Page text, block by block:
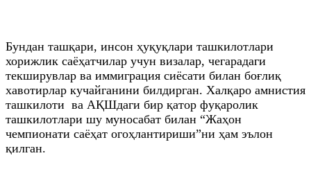
Бундан ташқари, инсон ҳуқуқлари ташкилотлари
хорижлик саёҳатчилар учун визалар, чегарадаги
текширувлар ва иммиграция сиёсати билан боғлиқ
хавотирлар кучайганини билдирган. Халқаро амнистия
ташкилоти ва АҚШдаги бир қатор фуқаролик
ташкилотлари шу муносабат билан “Жаҳон
чемпионати саёҳат огоҳлантириши”ни ҳам эълон
қилган.